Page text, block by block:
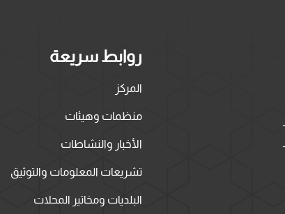
روابط سريعة
المركز
منظمات وهيئات
الأخبار والنشاطات
تشريعات المعلومات والتوثيق
البلديات ومخاتير المحلات